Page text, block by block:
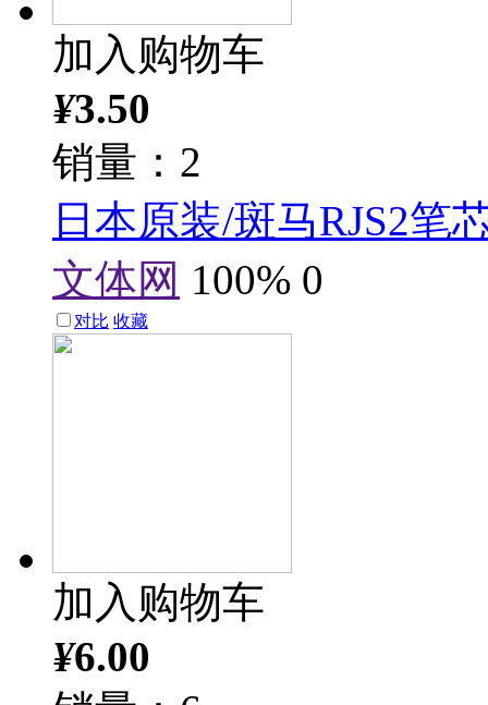
加入购物车
¥3.50
销量：2
日本原装/斑马RJS2笔
文体网 100% 0
对比 收藏
加入购物车
¥6.00